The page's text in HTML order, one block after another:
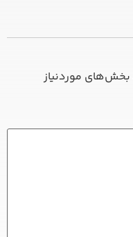
بخش‌های موردنیاز